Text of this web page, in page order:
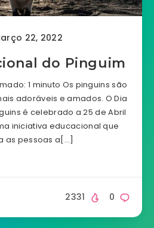
22, 2022
do Pinguim
1 minuto Os pinguins são
adoráveis e amados. O Dia
é celebrado a 25 de Abril
iniciativa educacional que
as pessoas a[…]
0
2331